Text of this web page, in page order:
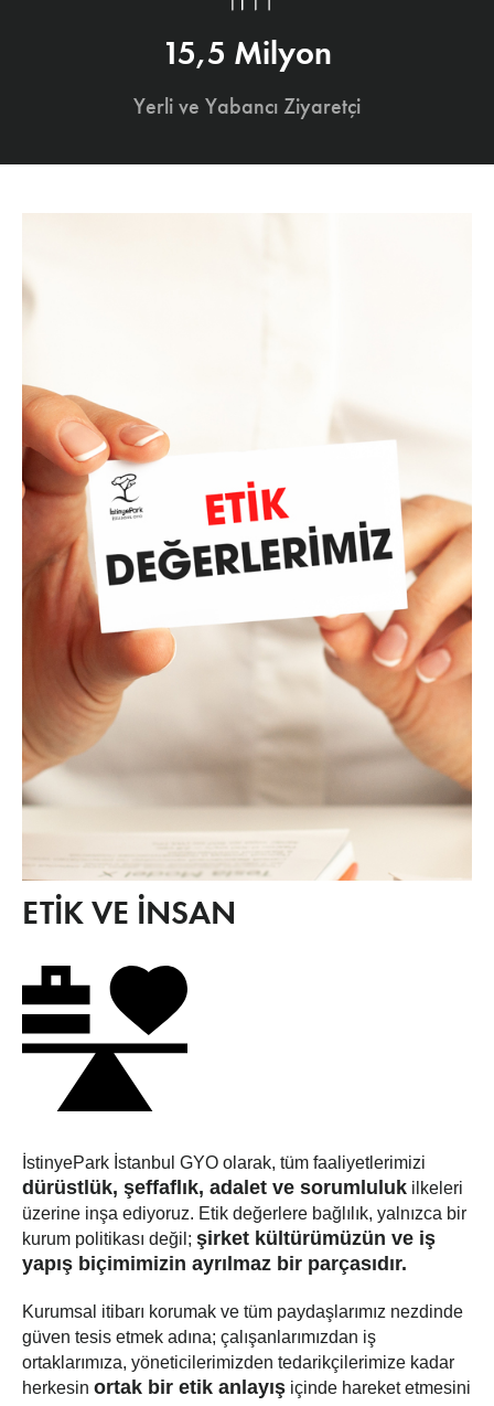
15,5 Milyon
Yerli ve Yabancı Ziyaretçi
ETİK VE İNSAN
İstinyePark İstanbul GYO olarak, tüm faaliyetlerimizi
dürüstlük, şeffaflık, adalet ve sorumluluk ilkeleri
üzerine inşa ediyoruz. Etik değerlere bağlılık, yalnızca bir
kurum politikası değil; şirket kültürümüzün ve iş
yapış biçimimizin ayrılmaz bir parçasıdır.
Kurumsal itibarı korumak ve tüm paydaşlarımız nezdinde
güven tesis etmek adına; çalışanlarımızdan iş
ortaklarımıza, yöneticilerimizden tedarikçilerimize kadar
herkesin ortak bir etik anlayış içinde hareket etmesini